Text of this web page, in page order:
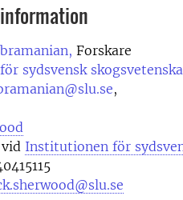
Forskare
sydsvensk
,
Institutionen för